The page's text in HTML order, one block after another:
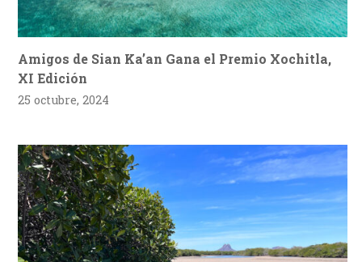
Amigos de Sian Ka’an Gana el Premio Xochitla,
XI Edición
25 octubre, 2024